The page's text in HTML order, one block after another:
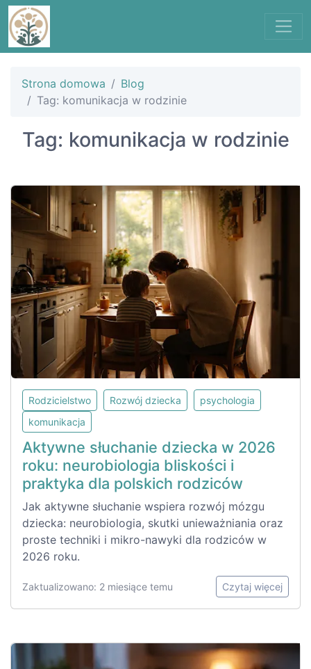
Strona domowa
Blog
Tag: komunikacja w rodzinie
Tag: komunikacja w rodzinie
Rodzicielstwo Rozwój dziecka
psychologia
komunikacja
Aktywne słuchanie dziecka w 2026
roku: neurobiologia bliskości i
praktyka dla polskich rodziców
Jak aktywne słuchanie wspiera rozwój mózgu
dziecka: neurobiologia, skutki unieważniania oraz
proste techniki i mikro-nawyki dla rodziców w
2026 roku.
Zaktualizowano: 2 miesiące temu Czytaj więcej